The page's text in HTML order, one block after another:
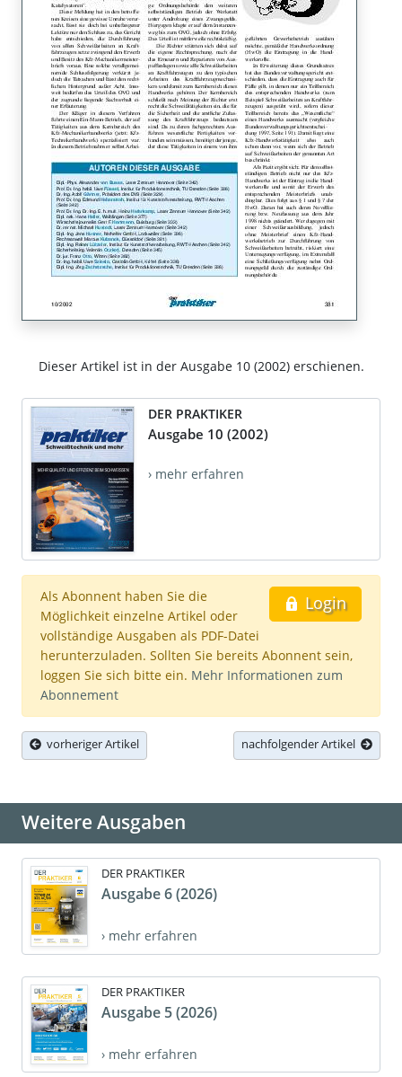
Dieser Artikel ist in der Ausgabe 10 (2002) erschienen.
DER PRAKTIKER
Ausgabe 10 (2002)
› mehr erfahren
Login
Als Abonnent haben Sie die
Möglichkeit einzelne Artikel oder
vollständige Ausgaben als PDF-Datei
herunterzuladen. Sollten Sie bereits Abonnent sein,
loggen Sie sich bitte ein. Mehr Informationen zum
Abonnement
vorheriger Artikel nachfolgender Artikel
Weitere Ausgaben
DER PRAKTIKER
Ausgabe 6 (2026)
› mehr erfahren
DER PRAKTIKER
Ausgabe 5 (2026)
› mehr erfahren